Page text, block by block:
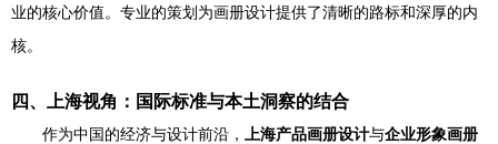
业的核心价值。专业的策划为画册设计提供了清晰的路标和深厚的内
核。
四、上海视角：国际标准与本土洞察的结合
作为中国的经济与设计前沿， 上海产品画册设计与企业形象画册